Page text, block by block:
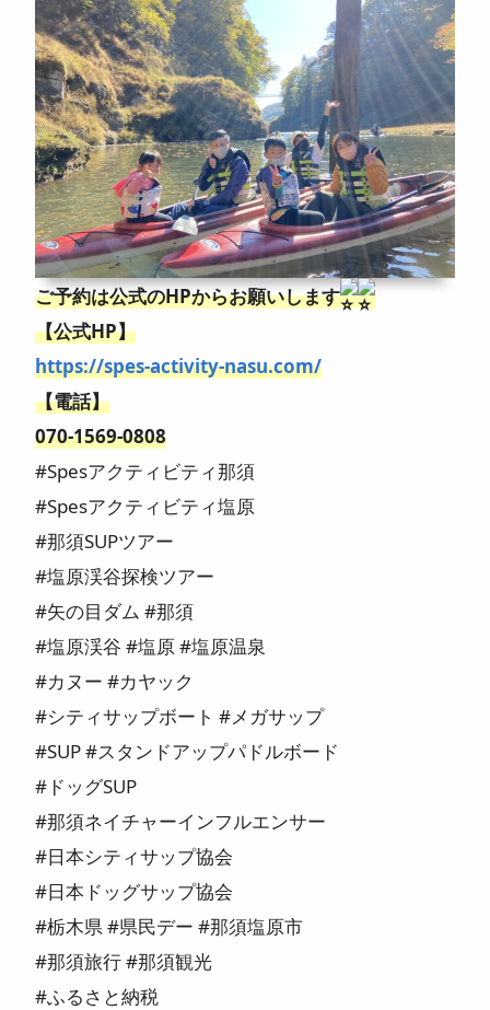
ご予約は公式のHPからお願いします
【公式HP】
https://spes-activity-nasu.com/
【電話】
070-1569-0808
#Spesアクティビティ那須
#Spesアクティビティ塩原
#那須SUPツアー
#塩原渓谷探検ツアー
#矢の目ダム #那須
#塩原渓谷 #塩原 #塩原温泉
#カヌー #カヤック
#シティサップボート #メガサップ
#SUP #スタンドアップパドルボード
#ドッグSUP
#那須ネイチャーインフルエンサー
#日本シティサップ協会
#日本ドッグサップ協会
#栃木県 #県民デー #那須塩原市
#那須旅行 #那須観光
#ふるさと納税